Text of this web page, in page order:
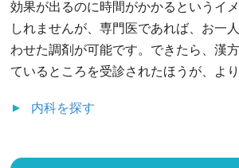
効果が出るのに時間がかかるというイ
しれませんが、専門医であれば、お一
わせた調剤が可能です。できたら、漢
ているところを受診されたほうが、よ
内科を探す